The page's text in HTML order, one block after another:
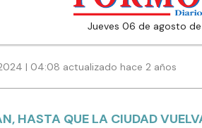
jueves 06 de agosto
| 04:08 actualizado hace 2 años
HASTA QUE LA CIUDAD